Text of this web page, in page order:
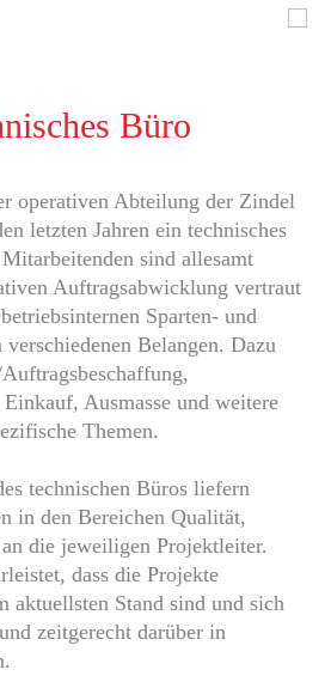
Büro
operativen Abteilung der Zindel
letzten Jahren ein technisches
sind allesamt
Auftragsabwicklung vertraut
Sparten- und
Belangen. Dazu
Ausmasse und weitere
Themen.
technischen Büros liefern
in den Bereichen Qualität,
die jeweiligen Projektleiter.
dass die Projekte
aktuellsten Stand sind und sich
zeitgerecht darüber in